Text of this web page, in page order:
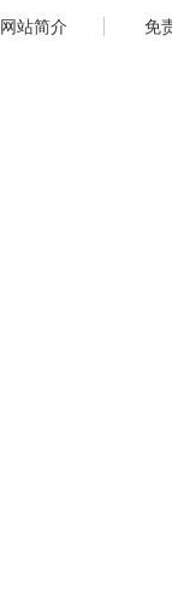
网站简介 免